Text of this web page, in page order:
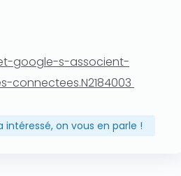
google-s-associent-
intéressé, on vous en parle !